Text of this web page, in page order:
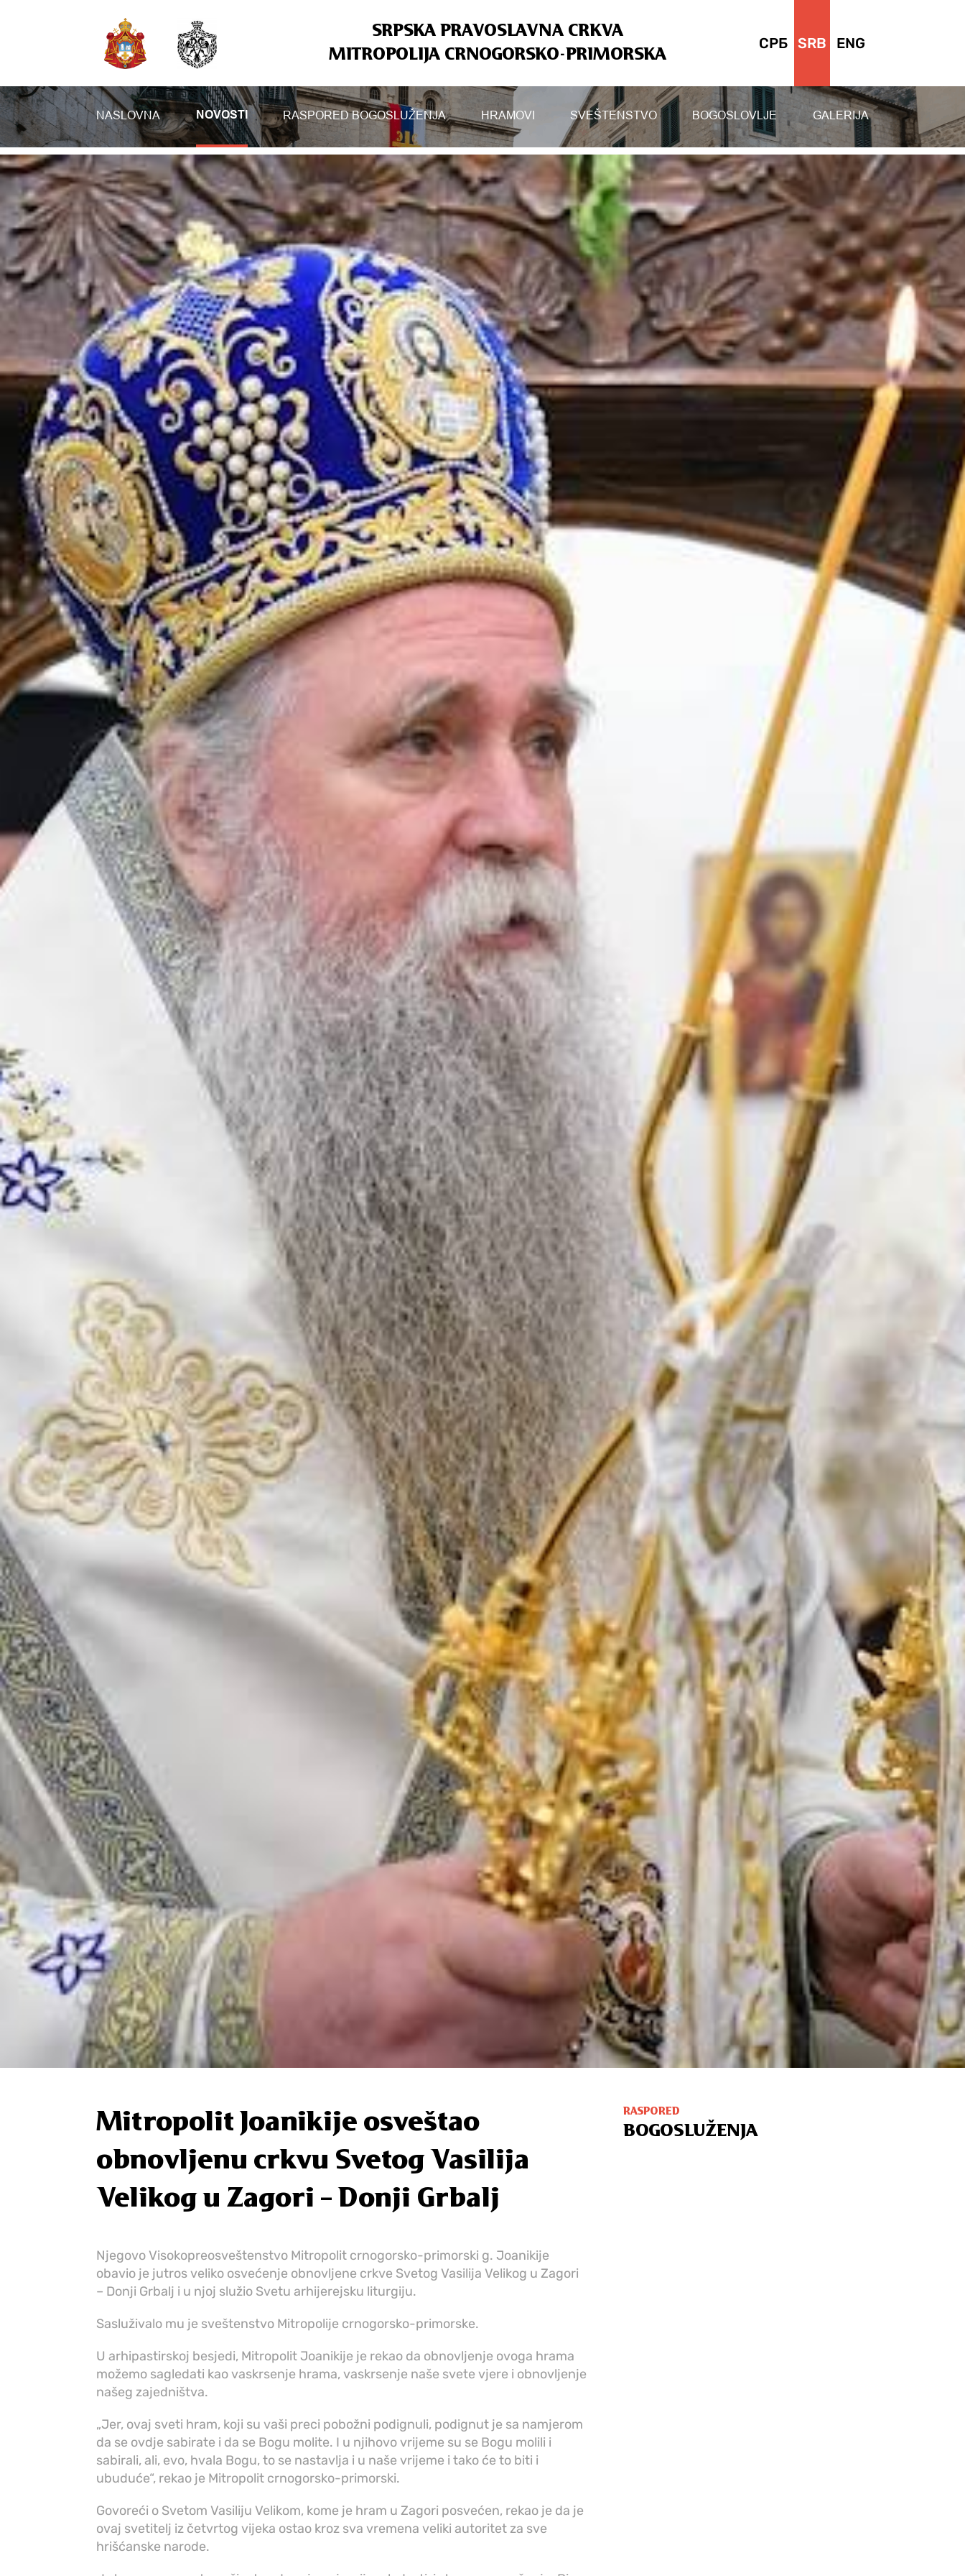
SRPSKA PRAVOSLAVNA CRKVA
MITROPOLIJA CRNOGORSKO-PRIMORSKA
СРБ SRB ENG
NASLOVNA NOVOSTI RASPORED BOGOSLUŽENJA HRAMOVI SVEŠTENSTVO BOGOSLOVLJE GALERIJA
Mitropolit Joanikije osveštao
obnovljenu crkvu Svetog Vasilija
Velikog u Zagori – Donji Grbalj
Njegovo Visokopreosveštenstvo Mitropolit crnogorsko-primorski g. Joanikije
obavio je jutros veliko osvećenje obnovljene crkve Svetog Vasilija Velikog u Zagori
– Donji Grbalj i u njoj služio Svetu arhijerejsku liturgiju.
Sasluživalo mu je sveštenstvo Mitropolije crnogorsko-primorske.
U arhipastirskoj besjedi, Mitropolit Joanikije je rekao da obnovljenje ovoga hrama
možemo sagledati kao vaskrsenje hrama, vaskrsenje naše svete vjere i obnovljenje
našeg zajedništva.
„Jer, ovaj sveti hram, koji su vaši preci pobožni podignuli, podignut je sa namjerom
da se ovdje sabirate i da se Bogu molite. I u njihovo vrijeme su se Bogu molili i
sabirali, ali, evo, hvala Bogu, to se nastavlja i u naše vrijeme i tako će to biti i
ubuduće“, rekao je Mitropolit crnogorsko-primorski.
Govoreći o Svetom Vasiliju Velikom, kome je hram u Zagori posvećen, rekao je da je
ovaj svetitelj iz četvrtog vijeka ostao kroz sva vremena veliki autoritet za sve
hrišćanske narode.
RASPORED
BOGOSLUŽENJA